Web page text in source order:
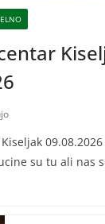
su tu ali nas